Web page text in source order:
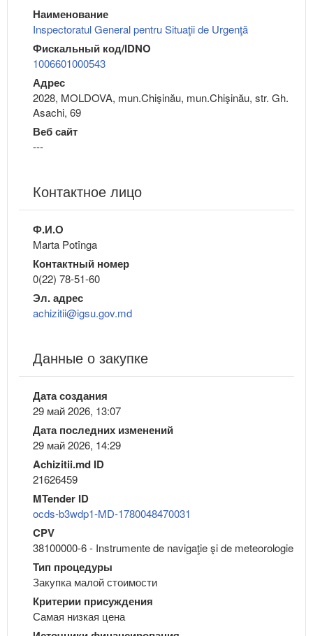
Наименование
Inspectoratul General pentru Situaţii de Urgenţă
Фискальный код/IDNO
1006601000543
Адрес
2028, MOLDOVA, mun.Chişinău, mun.Chişinău, str. Gh.
Asachi, 69
Веб сайт
---
Контактное лицо
Ф.И.О
Marta Potînga
Контактный номер
0(22) 78-51-60
Эл. адрес
achizitii@igsu.gov.md
Данные о закупке
Дата создания
29 май 2026, 13:07
Дата последних изменений
29 май 2026, 14:29
Achizitii.md ID
21626459
MTender ID
ocds-b3wdp1-MD-1780048470031
CPV
38100000-6 - Instrumente de navigaţie şi de meteorologie
Тип процедуры
Закупка малой стоимости
Критерии присуждения
Самая низкая цена